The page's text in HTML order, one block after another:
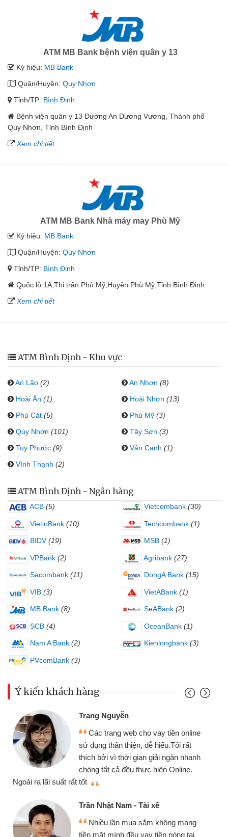
ATM MB Bank bệnh viện quân y 13
Ký hiệu: MB Bank
Quận/Huyện: Quy Nhơn
Tỉnh/TP: Bình Định
Bệnh viện quân y 13 Đường An Dương Vương, Thành phố
Quy Nhơn, Tỉnh Bình Định
Xem chi tiết
ATM MB Bank Nhà máy may Phù Mỹ
Ký hiệu: MB Bank
Quận/Huyện: Quy Nhơn
Tỉnh/TP: Bình Định
Quốc lộ 1A,Thị trấn Phù Mỹ,Huyện Phù Mỹ,Tỉnh Bình Đinh
Xem chi tiết
ATM Bình Định - Khu vực
An Lão (2) An Nhơn (8)
Hoài Ân (1) Hoài Nhơn (13)
Phù Cát (5) Phù Mỹ (3)
Quy Nhơn (101) Tây Sơn (3)
Tuy Phước (9) Vân Canh (1)
Vĩnh Thạnh (2)
ATM Bình Định - Ngân hàng
ACB (5) Vietcombank (30)
VietinBank (10) Techcombank (1)
BIDV (19) MSB (1)
VPBank (2) Agribank (27)
Sacombank (11) DongA Bank (15)
VIB (3) VietABank (1)
MB Bank (8) SeABank (2)
SCB (4) OceanBank (1)
Nam A Bank (2) Kienlongbank (3)
PVcomBank (3)
Ý kiến khách hàng
Đoàn Hữu Cảnh
Mình cần tiền gấp nên định cầm cố
chiếc xe wave nhưng thật may đã có
gói vay tiền bằng CMND online không
cần gặp mặt nên rất tiện lợi, sẽ giới
thiệu cho bạn bè biết
Cấn Văn Lực - Tạp hóa
Tôi kinh doanh buôn bán nhỏ lẻ
nhiều lúc cần vốn nhập hàng, nhờ biết